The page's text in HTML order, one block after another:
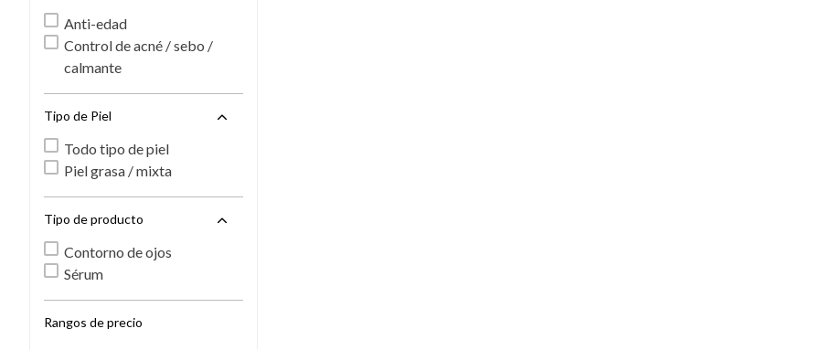
Anti-edad
Control de acné / sebo /
calmante
Tipo de Piel
Todo tipo de piel
Piel grasa / mixta
Tipo de producto
Contorno de ojos
Sérum
Rangos de precio